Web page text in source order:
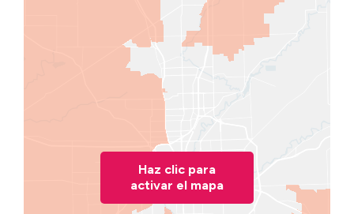
Haz clic para
activar el mapa